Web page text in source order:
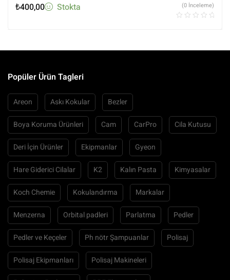
₺400,00 Stokta (0 İnceleme)
Popüler Ürün Tagleri
Areon Askı Kokular Bezler
Boya Koruma Ürünleri Cam CarPro Cila Kutusu
Deri İçin Ürünler Ekipmanlar Gyeon
Hare Giderici Cilalar K2 Kalın Pasta Kimyasalar
Koch Chemie Kokulandırma Markalar
Menzerna Orbital padleri Parlatma Pedler
Pedler ve Keçeler Ph nötr Şampuanlar Polisaj
Polisaj Ekipmanları Polisaj Makineleri